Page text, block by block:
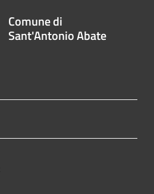
Comune di
Sant'Antonio Abate